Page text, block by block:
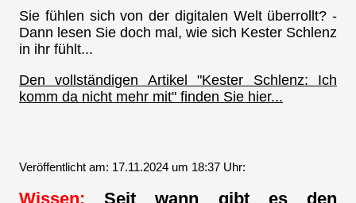
Sie fühlen sich von der digitalen Welt überrollt? -
Dann lesen Sie doch mal, wie sich Kester Schlenz
in ihr fühlt...
Den vollständigen Artikel "Kester Schlenz: Ich
komm da nicht mehr mit" finden Sie hier...
Veröffentlicht am: 17.11.2024 um 18:37 Uhr:
Wissen:Seit wann gibt es den